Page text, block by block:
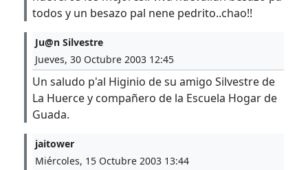
todos y un besazo pal nene pedrito..chao!!
Ju@n Silvestre
Jueves, 30 Octubre 2003 12:45
Un saludo p'al Higinio de su amigo Silvestre de
La Huerce y compañero de la Escuela Hogar de
Guada.
jaitower
Miércoles, 15 Octubre 2003 13:44